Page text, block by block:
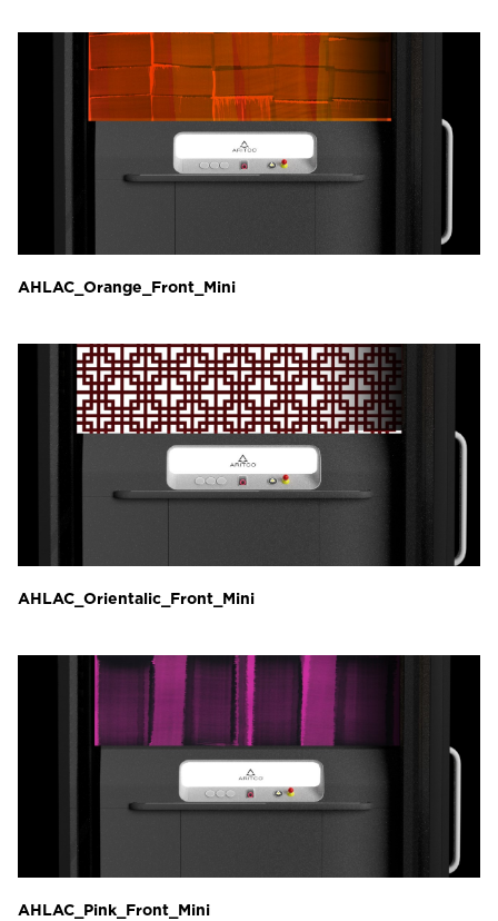
AHLAC_Orange_Front_Mini
AHLAC_Orientalic_Front_Mini
AHLAC_Pink_Front_Mini